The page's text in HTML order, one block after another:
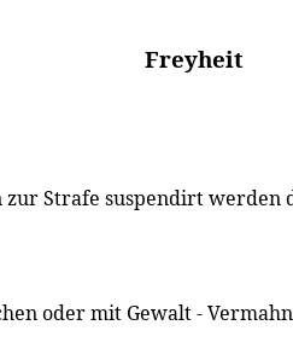
Freyheit
zur Strafe suspendirt werden
oder mit Gewalt -